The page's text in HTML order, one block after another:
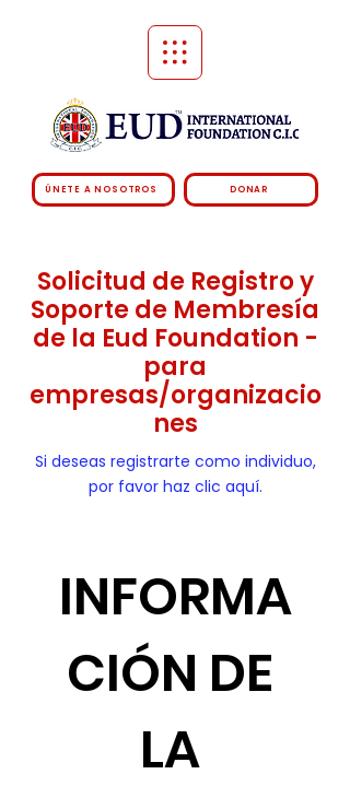
DONAR
ÚNETE A NOSOTROS
Solicitud de Registro y
Soporte de Membresía
de la Eud Foundation -
para
empresas/organizacio
nes
Si deseas registrarte como individuo,
por favor haz clic aquí.
INFORMA
CIÓN DE
LA